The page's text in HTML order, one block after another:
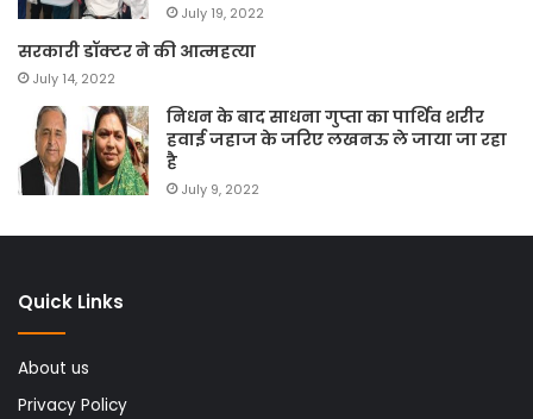
July 19, 2022
सरकारी डॉक्टर ने की आत्महत्या
July 14, 2022
निधन के बाद साधना गुप्ता का पार्थिव शरीर
हवाई जहाज के जरिए लखनऊ ले जाया जा रहा
है
July 9, 2022
Quick Links
About us
Privacy Policy